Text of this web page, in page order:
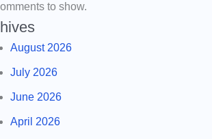
to show.
August 2026
July 2026
June 2026
April 2026